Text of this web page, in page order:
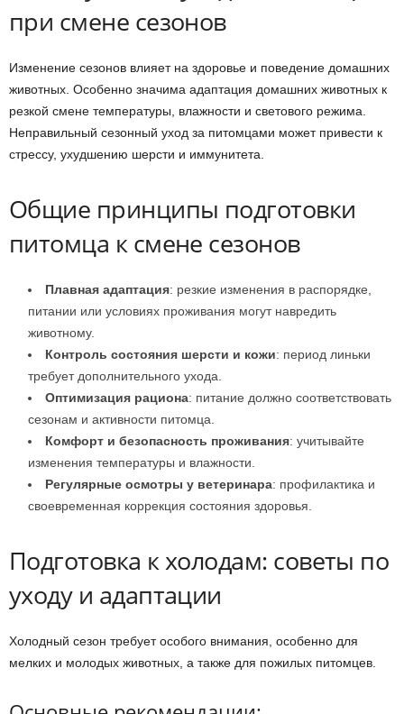
при смене сезонов
Изменение сезонов влияет на здоровье и поведение домашних
животных. Особенно значима адаптация домашних животных к
резкой смене температуры, влажности и светового режима.
Неправильный сезонный уход за питомцами может привести к
стрессу, ухудшению шерсти и иммунитета.
Общие принципы подготовки
питомца к смене сезонов
Плавная адаптация: резкие изменения в распорядке,
питании или условиях проживания могут навредить
животному.
Контроль состояния шерсти и кожи: период линьки
требует дополнительного ухода.
Оптимизация рациона: питание должно соответствовать
сезонам и активности питомца.
Комфорт и безопасность проживания: учитывайте
изменения температуры и влажности.
Регулярные осмотры у ветеринара: профилактика и
своевременная коррекция состояния здоровья.
Подготовка к холодам: советы по
уходу и адаптации
Холодный сезон требует особого внимания, особенно для
мелких и молодых животных, а также для пожилых питомцев.